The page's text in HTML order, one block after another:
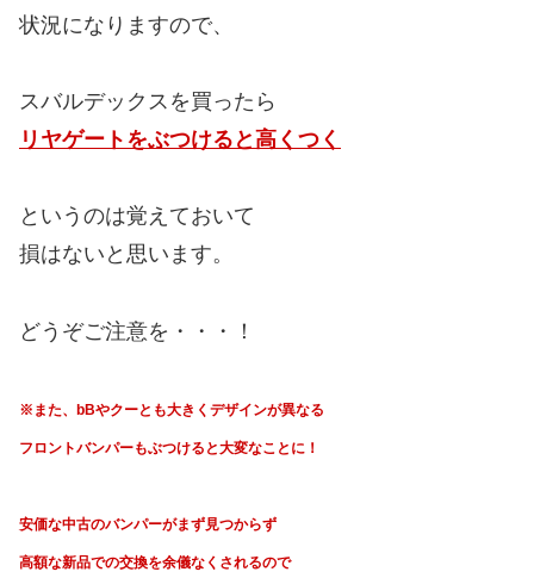
状況になりますので、
スバルデックスを買ったら
リヤゲートをぶつけると高くつく
というのは覚えておいて
損はないと思います。
どうぞご注意を・・・！
※また、bBやクーとも大きくデザインが異なる
フロントバンパーもぶつけると大変なことに！
安価な中古のバンパーがまず見つからず
高額な新品での交換を余儀なくされるので